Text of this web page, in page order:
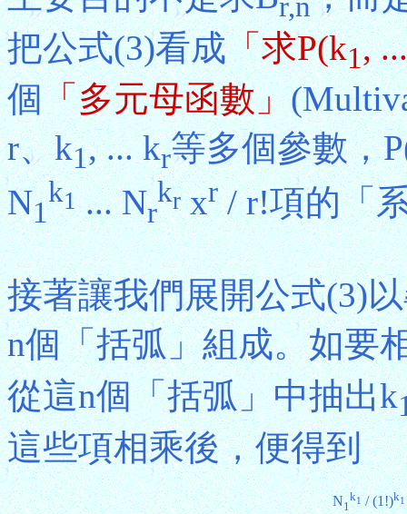
把公式(3)看成「求P(k1,
個「多元母函數」
r、k1, ... kr等多個參數，
N1
k1... Nr
krxr/ r!項的「
接著讓我們展開公式(3)
n個「括弧」組成。如要
從這n個「括弧」中抽出k
這些項相乘後，便得到
N1
k1/ (1!)k1